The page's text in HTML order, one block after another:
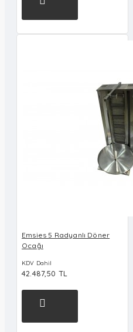
Emsies 5 Radyanlı Döner
Ocağı
KDV Dahil
42.487,50 TL